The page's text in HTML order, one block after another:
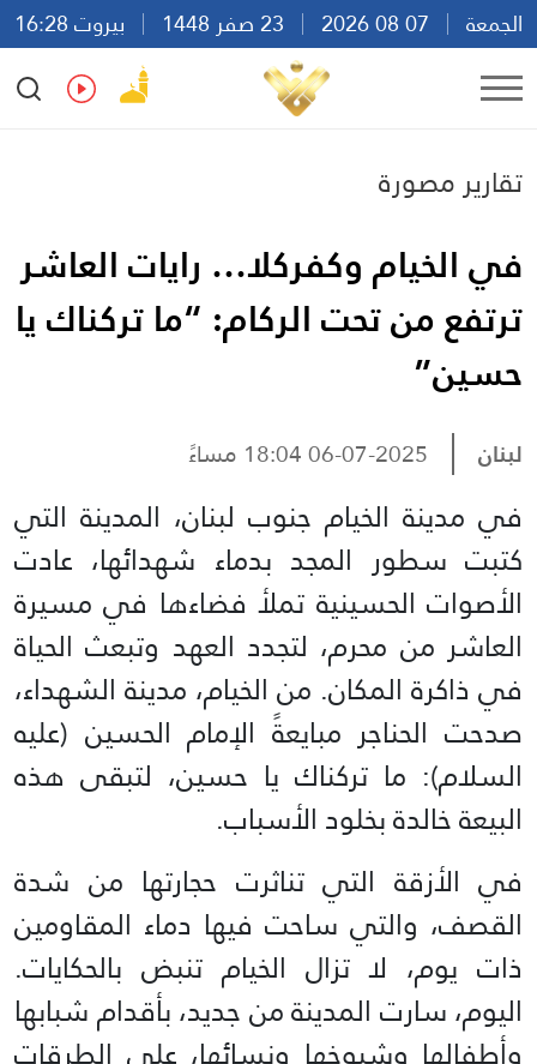
الجمعة
بيروت 16:28
Ar
En Fr Es
تقارير مصورة
في الخيام وكفركلا… رايات العاشر
ترتفع من تحت الركام: “ما تركناك يا
حسين”
لبنان 06-07-2025 18:04 مساءً
في مدينة الخيام جنوب لبنان، المدينة التي
كتبت سطور المجد بدماء شهدائها، عادت
الأصوات الحسينية تملأ فضاءها في مسيرة
العاشر من محرم، لتجدد العهد وتبعث الحياة
في ذاكرة المكان. من الخيام، مدينة الشهداء،
صدحت الحناجر مبايعةً الإمام الحسين (عليه
السلام): ما تركناك يا حسين، لتبقى هذه
البيعة خالدة بخلود الأسباب.
في الأزقة التي تناثرت حجارتها من شدة
القصف، والتي ساحت فيها دماء المقاومين
ذات يوم، لا تزال الخيام تنبض بالحكايات.
اليوم، سارت المدينة من جديد، بأقدام شبابها